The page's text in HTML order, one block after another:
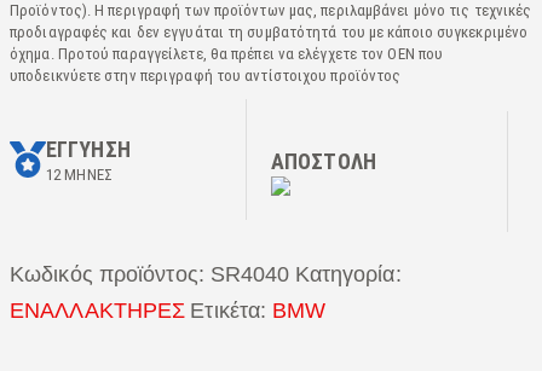
Προϊόντος). Η περιγραφή των προϊόντων μας, περιλαμβάνει μόνο τις τεχνικές
προδιαγραφές και δεν εγγυάται τη συμβατότητά του με κάποιο συγκεκριμένο
όχημα. Προτού παραγγείλετε, θα πρέπει να ελέγχετε τον OEN που
υποδεικνύετε στην περιγραφή του αντίστοιχου προϊόντος
ΕΓΓΥΗΣΗ
12 ΜΗΝΕΣ
ΑΠΟΣΤΟΛΗ
Κωδικός προϊόντος: SR4040 Κατηγορία:
ΕΝΑΛΛΑΚΤΗΡΕΣ Ετικέτα: BMW